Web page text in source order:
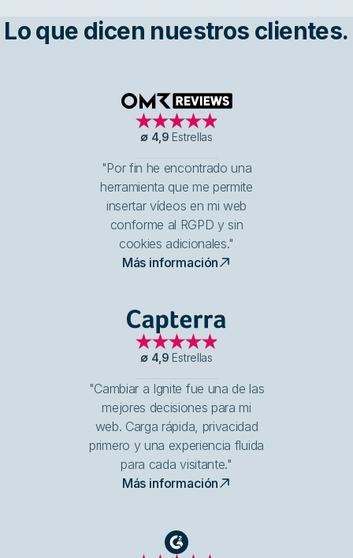
Lo que dicen nuestros clientes.
OMR Reviews
∅ 4,9 Estrellas
"Por fin he encontrado una
herramienta que me permite
insertar vídeos en mi web
conforme al RGPD y sin
cookies adicionales."
Más información
Capterra
∅ 4,9 Estrellas
"Cambiar a Ignite fue una de las
mejores decisiones para mi
web. Carga rápida, privacidad
primero y una experiencia fluida
para cada visitante."
Más información
G2